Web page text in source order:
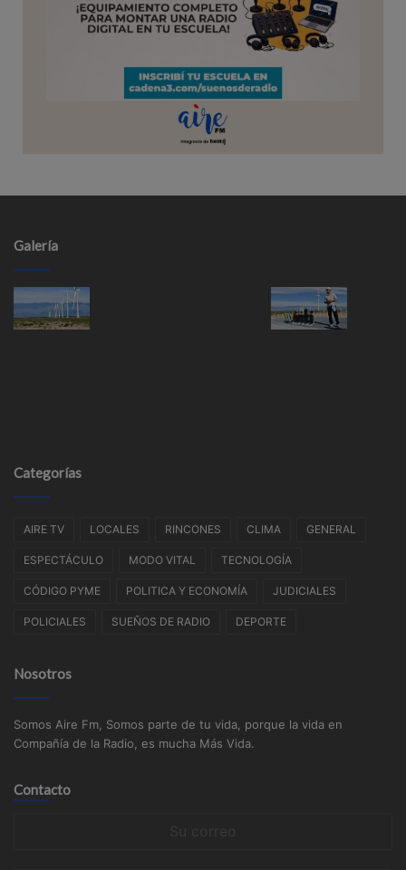
Galería
Categorías
AIRE TV LOCALES RINCONES CLIMA GENERAL
ESPECTÁCULO MODO VITAL TECNOLOGÍA
CÓDIGO PYME POLITICA Y ECONOMÍA JUDICIALES
POLICIALES SUEÑOS DE RADIO DEPORTE
Nosotros
Somos Aire Fm, Somos parte de tu vida, porque la vida en
Compañía de la Radio, es mucha Más Vida.
Contacto